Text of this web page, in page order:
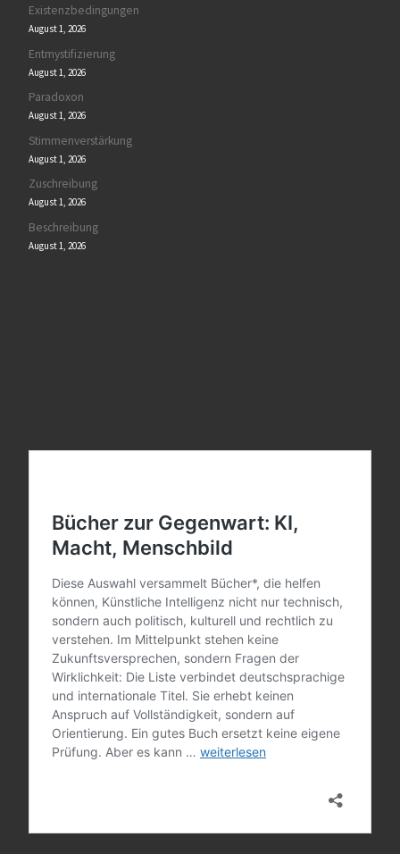
Existenzbedingungen
August 1, 2026
Entmystifizierung
August 1, 2026
Paradoxon
August 1, 2026
Stimmenverstärkung
August 1, 2026
Zuschreibung
August 1, 2026
Beschreibung
August 1, 2026